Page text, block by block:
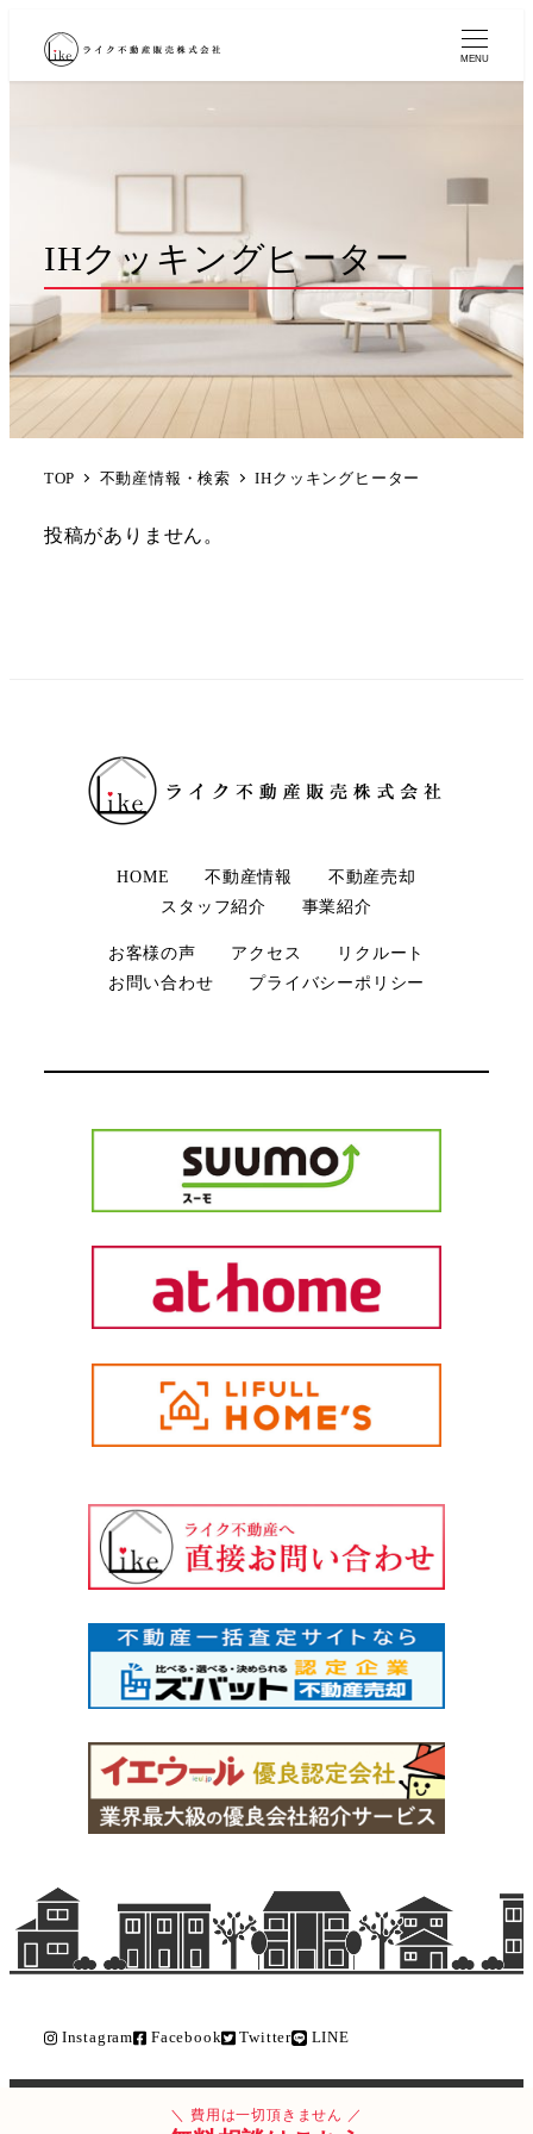
MENU
IHクッキングヒーター
TOP 不動産情報・検索 IHクッキングヒーター
投稿がありません。
HOME 不動産情報
不動産売却
スタッフ紹介
事業紹介
お客様の声 アクセス
リクルート
お問い合わせ
プライバシーポリシー
Instagram Facebook Twitter LINE
Copyright © ライク不動産販売 All Rights Reserved.
費用は一切頂きません